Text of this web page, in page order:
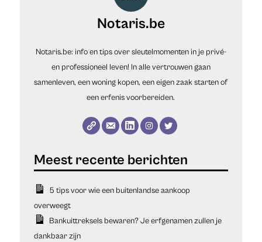
Notaris.be
Notaris.be: info en tips over sleutelmomenten in je privé-
en professioneel leven! In alle vertrouwen gaan
samenleven, een woning kopen, een eigen zaak starten of
een erfenis voorbereiden.
5 tips voor wie een buitenlandse aankoop
overweegt
Bankuittreksels bewaren? Je erfgenamen zullen je
dankbaar zijn